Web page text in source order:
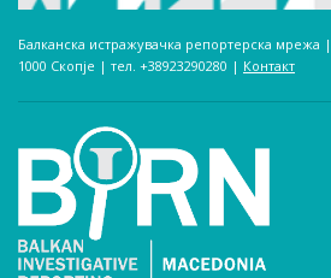
Балканска истражувачка репортерска
1000 Скопје | тел. +38923290280­ | Контакт